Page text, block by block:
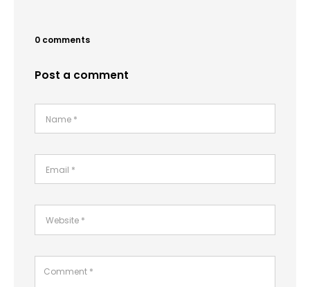
0 comments
Post a comment